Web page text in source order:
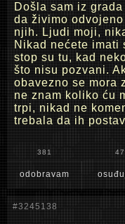
Došla sam iz
da živimo
njih. Ljudi moji,
Nikad nećete imati
stop su tu, kad
što nisu pozvani.
obavezno se mora
ne znam koliko ću
trpi, nikad ne
trebala da ih
381 47
odobravam
#3245138